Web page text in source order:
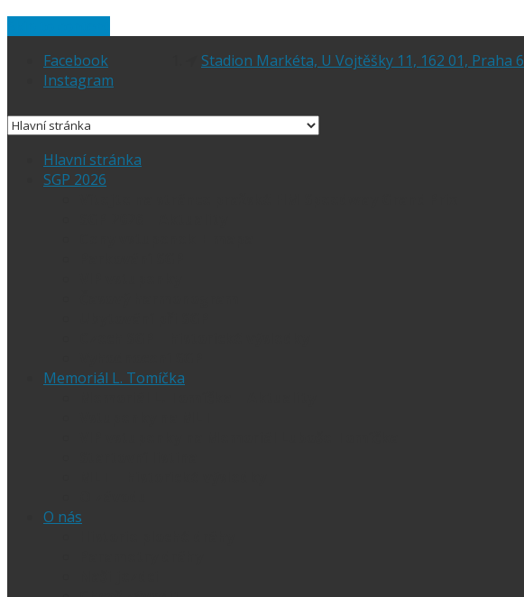
Facebook
Instagram
Stadion Markéta, U Vojtěšky 11, 162 01, Praha 6
Hlavní stránka
SGP 2026
Memoriál L. Tomíčka
O nás